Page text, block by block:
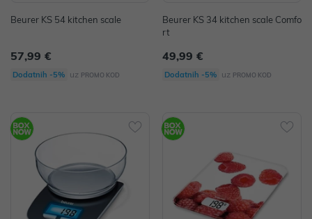
Beurer KS 54 kitchen scale
57,99 €
Dodatnih -5% uz PROMO KOD
Beurer KS 34 kitchen scale Comfo
rt
49,99 €
Dodatnih -5% uz PROMO KOD